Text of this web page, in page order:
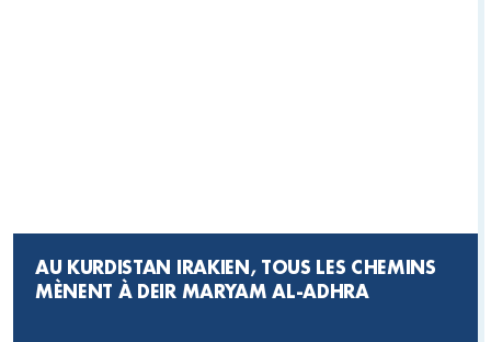
AU KURDISTAN IRAKIEN, TOUS LES CHEMINS
MÈNENT À DEIR MARYAM AL-ADHRA